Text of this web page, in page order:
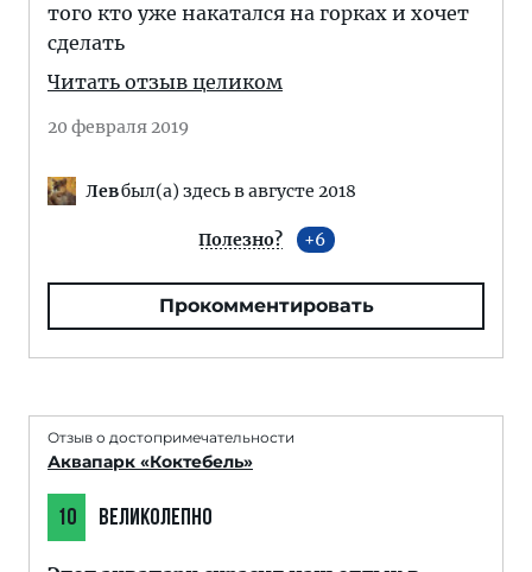
того кто уже накатался на горках и хочет
сделать
Читать отзыв целиком
20 февраля 2019
Левбыл(а) здесь в августе 2018
Полезно? 6
Прокомментировать
Отзыв о достопримечательности
Аквапарк «Коктебель»
10 ВЕЛИКОЛЕПНО